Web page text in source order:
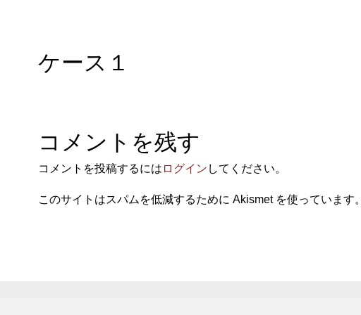
ケース１
コメントを残す
コメントを投稿するには ログイン してください。
このサイトはスパムを低減するために Akismet を使っています。